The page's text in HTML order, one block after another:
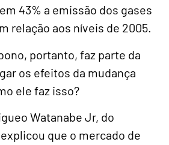
43% a emissão dos gases
relação aos níveis de 2005.
portanto, faz parte da
os efeitos da mudança
ele faz isso?
Watanabe Jr, do
que o mercado de